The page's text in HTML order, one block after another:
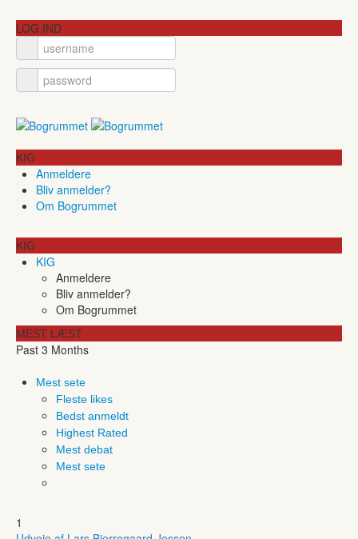
LOG IND
KIG
Anmeldere
Bliv anmelder?
Om Bogrummet
KIG
KIG
Anmeldere
Bliv anmelder?
Om Bogrummet
MEST LÆST
Past 3 Months
Mest sete
Fleste likes
Bedst anmeldt
Highest Rated
Mest debat
Mest sete
1